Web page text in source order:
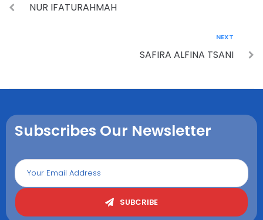
NUR IFATURAHMAH
NEXT
SAFIRA ALFINA TSANI
Subscribes Our Newsletter
SUBCRIBE